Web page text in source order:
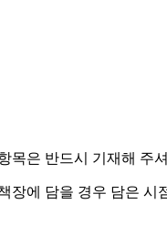
목은 반드시 기재해 주
장에 담을 경우 담은 시